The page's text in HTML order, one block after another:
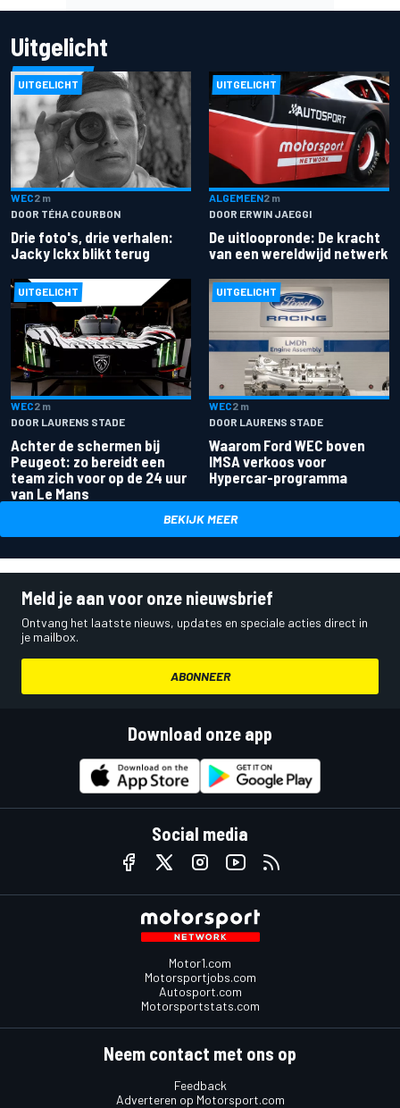
Uitgelicht
UITGELICHT
WEC2 m
DOOR TÉHA COURBON
Drie foto's, drie verhalen:
Jacky Ickx blikt terug
UITGELICHT
ALGEMEEN2 m
DOOR ERWIN JAEGGI
De uitloopronde: De kracht
van een wereldwijd netwerk
UITGELICHT
WEC2 m
DOOR LAURENS STADE
Achter de schermen bij
Peugeot: zo bereidt een
team zich voor op de 24 uur
van Le Mans
UITGELICHT
WEC2 m
DOOR LAURENS STADE
Waarom Ford WEC boven
IMSA verkoos voor
Hypercar-programma
BEKIJK MEER
Meld je aan voor onze nieuwsbrief
Ontvang het laatste nieuws, updates en speciale acties direct in
je mailbox.
ABONNEER
Download onze app
Social media
Motor1.com
Motorsportjobs.com
Autosport.com
Motorsportstats.com
Neem contact met ons op
Feedback
Adverteren op Motorsport.com